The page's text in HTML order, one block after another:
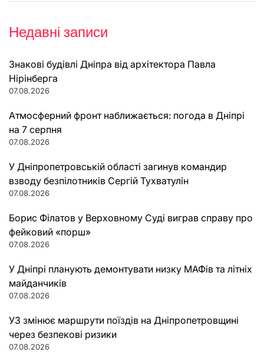
Недавні записи
Знакові будівлі Дніпра від архітектора Павла
Нірінберга
07.08.2026
Атмосферний фронт наближається: погода в Дніпрі
на 7 серпня
07.08.2026
У Дніпропетровській області загинув командир
взводу безпілотників Сергій Тухватулін
07.08.2026
Борис Філатов у Верховному Суді виграв справу про
фейковий «порш»
07.08.2026
У Дніпрі планують демонтувати низку МАФів та літніх
майданчиків
07.08.2026
УЗ змінює маршрути поїздів на Дніпропетровщині
через безпекові ризики
07.08.2026